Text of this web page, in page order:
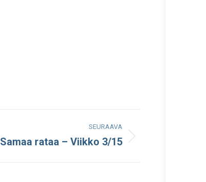
SEURAAVA
Samaa rataa – Viikko 3/15